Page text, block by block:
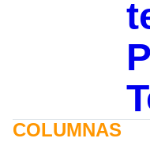
COLUMNAS